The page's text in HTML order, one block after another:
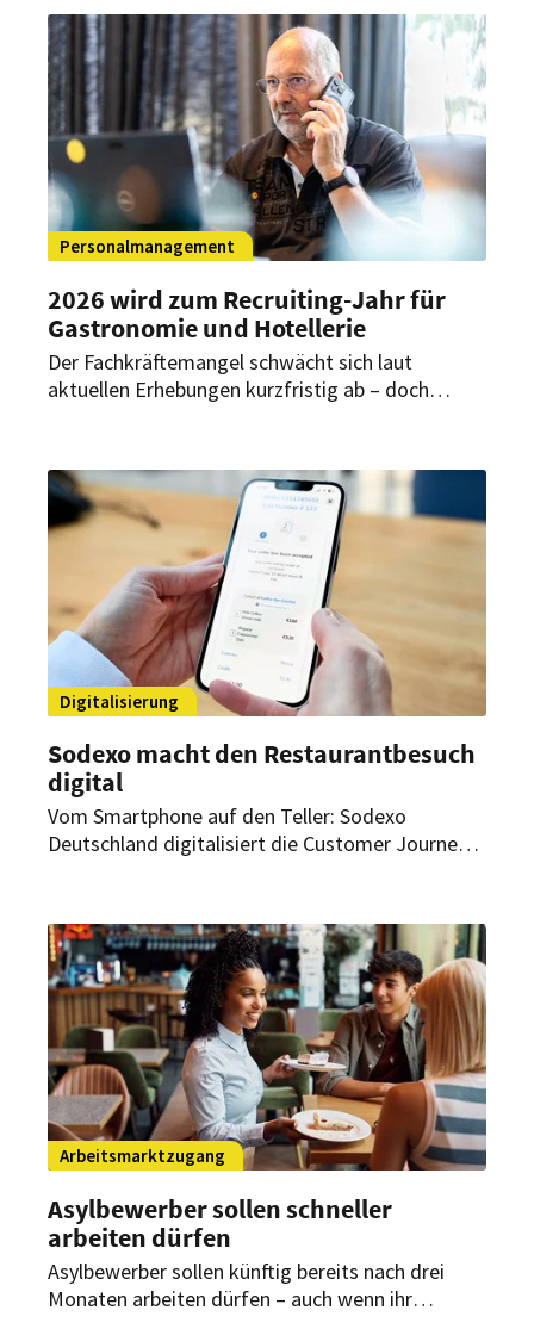
welche Herausforderungen Betriebe aktuell
beschäftigen und welche Maßnahmen Hotels
jetzt als besonders sinnvoll ansehen.
Personalmanagement
2026 wird zum Recruiting-Jahr für
Gastronomie und Hotellerie
Der Fachkräftemangel schwächt sich laut
aktuellen Erhebungen kurzfristig ab – doch
und sich klar positioniert, kann gute Mitarbeiter
frühzeitig gewinnen.
Digitalisierung
Sodexo macht den Restaurantbesuch
digital
Vom Smartphone auf den Teller: Sodexo
Deutschland digitalisiert die Customer Journey
vollständig über das Smartphone erfolgen. Ziel
ist es, Abläufe effizienter zu gestalten,
Wartezeiten zu reduzieren und Küchenprozesse
datenbasiert zu steuern.
Arbeitsmarktzugang
Asylbewerber sollen schneller
arbeiten dürfen
Asylbewerber sollen künftig bereits nach drei
Monaten arbeiten dürfen – auch wenn ihr